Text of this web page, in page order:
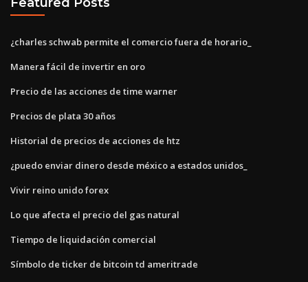
¿charles schwab permite el comercio fuera de horario_
Manera fácil de invertir en oro
Precio de las acciones de time warner
Precios de plata 30 años
Historial de precios de acciones de htz
¿puedo enviar dinero desde méxico a estados unidos_
Vivir reino unido forex
Lo que afecta el precio del gas natural
Tiempo de liquidación comercial
Símbolo de ticker de bitcoin td ameritrade